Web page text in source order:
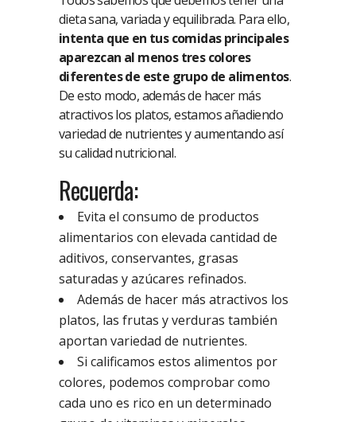
dieta sana, variada y equilibrada. Para ello,
intenta que en tus comidas principales
aparezcan al menos tres colores
diferentes de este grupo de alimentos.
De esto modo, además de hacer más
atractivos los platos, estamos añadiendo
variedad de nutrientes y aumentando así
su calidad nutricional.
Recuerda:
Evita el consumo de productos
alimentarios con elevada cantidad de
aditivos, conservantes, grasas
saturadas y azúcares refinados.
Además de hacer más atractivos los
platos, las frutas y verduras también
aportan variedad de nutrientes.
Si calificamos estos alimentos por
colores, podemos comprobar como
cada uno es rico en un determinado